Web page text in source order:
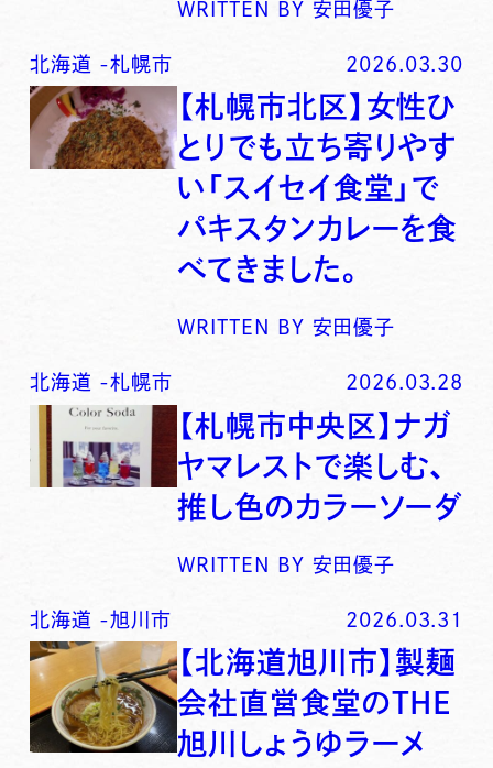
WRITTEN BY 安田優子
北海道 -札幌市 2026.03.30
【札幌市北区】女性ひ
とりでも立ち寄りやす
い「スイセイ食堂」で
パキスタンカレーを食
べてきました。
WRITTEN BY 安田優子
北海道 -札幌市 2026.03.28
【札幌市中央区】ナガ
ヤマレストで楽しむ、
推し色のカラーソーダ
WRITTEN BY 安田優子
北海道 -旭川市 2026.03.31
【北海道旭川市】製麺
会社直営食堂のTHE
旭川しょうゆラーメ